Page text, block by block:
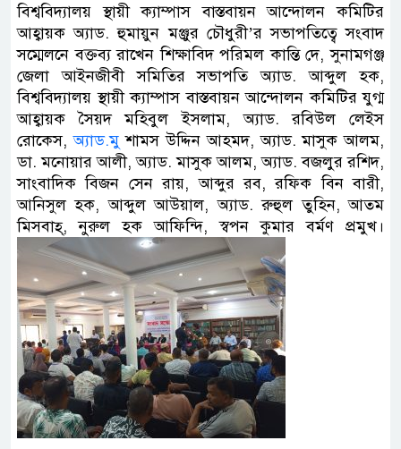
বিশ্ববিদ্যালয় স্থায়ী ক্যাম্পাস বাস্তবায়ন আন্দোলন কমিটির
আহ্বায়ক অ্যাড. হুমায়ুন মঞ্জুর চৌধুরী’র সভাপতিত্বে সংবাদ
সম্মেলনে বক্তব্য রাখেন শিক্ষাবিদ পরিমল কান্তি দে, সুনামগঞ্জ
জেলা আইনজীবী সমিতির সভাপতি অ্যাড. আব্দুল হক,
বিশ্ববিদ্যালয় স্থায়ী ক্যাম্পাস বাস্তবায়ন আন্দোলন কমিটির যুগ্ম
আহ্বায়ক সৈয়দ মহিবুল ইসলাম, অ্যাড. রবিউল লেইস
রোকেস,অ্যাড.মু শামস উদ্দিন আহমদ, অ্যাড. মাসুক আলম,
ডা. মনোয়ার আলী, অ্যাড. মাসুক আলম, অ্যাড. বজলুর রশিদ,
সাংবাদিক বিজন সেন রায়, আব্দুর রব, রফিক বিন বারী,
আনিসুল হক, আব্দুল আউয়াল, অ্যাড. রুহুল তুহিন, আতম
মিসবাহ্, নুরুল হক আফিন্দি, স্বপন কুমার বর্মণ প্রমুখ।